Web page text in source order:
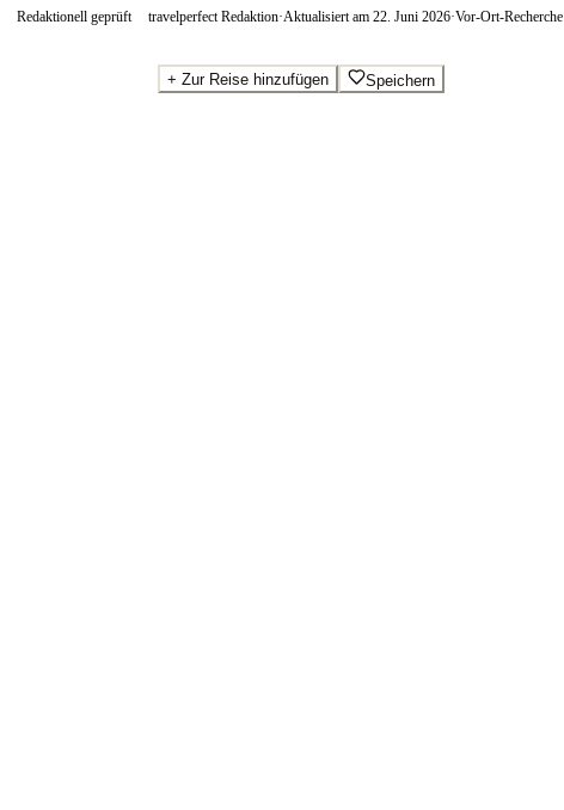
Redaktionell geprüft travelperfect Redaktion·Aktualisiert am 22. Juni 2026·Vor-Ort-Recherche
+ Zur Reise hinzufügen Speichern